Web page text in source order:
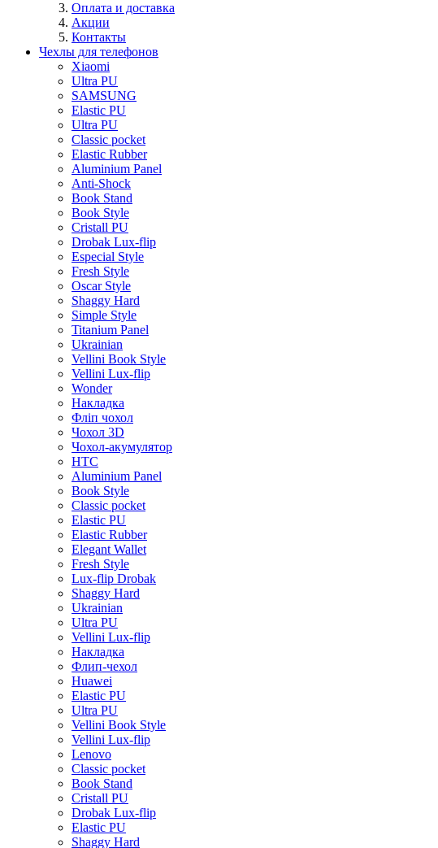
Оплата и доставка
Акции
Контакты
Чехлы для телефонов
Xiaomi
Ultra PU
SAMSUNG
Elastic PU
Ultra PU
Classic pocket
Elastic Rubber
Aluminium Panel
Anti-Shock
Book Stand
Book Style
Cristall PU
Drobak Lux-flip
Especial Style
Fresh Style
Oscar Style
Shaggy Hard
Simple Style
Titanium Panel
Ukrainian
Vellini Book Style
Vellini Lux-flip
Wonder
Накладка
Фліп чохол
Чохол 3D
Чохол-акумулятор
HTC
Aluminium Panel
Book Style
Classic pocket
Elastic PU
Elastic Rubber
Elegant Wallet
Fresh Style
Lux-flip Drobak
Shaggy Hard
Ukrainian
Ultra PU
Vellini Lux-flip
Накладка
Флип-чехол
Huawei
Elastic PU
Ultra PU
Vellini Book Style
Vellini Lux-flip
Lenovo
Classic pocket
Book Stand
Cristall PU
Drobak Lux-flip
Elastic PU
Shaggy Hard